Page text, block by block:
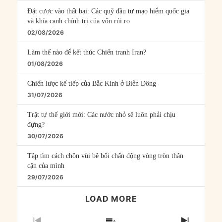
Đặt cược vào thất bại: Các quỹ đầu tư mạo hiểm quốc gia
và khía cạnh chính trị của vốn rủi ro
02/08/2026
Làm thế nào để kết thúc Chiến tranh Iran?
01/08/2026
Chiến lược kế tiếp của Bắc Kinh ở Biển Đông
31/07/2026
Trật tự thế giới mới: Các nước nhỏ sẽ luôn phải chịu
đựng?
30/07/2026
Tập tìm cách chôn vùi bê bối chấn động vòng tròn thân
cận của mình
29/07/2026
LOAD MORE